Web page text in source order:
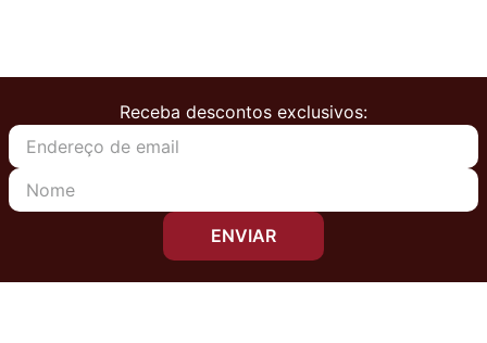
Receba descontos exclusivos:
ENVIAR